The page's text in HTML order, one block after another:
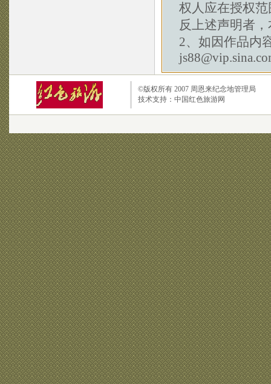
权人应在授权
反上述声明者
2、如因作品内
©版权所有 2007 周恩来纪念地管理局
技术支持： 中国红色旅游网